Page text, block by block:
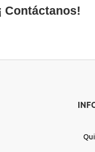
Contáctanos!